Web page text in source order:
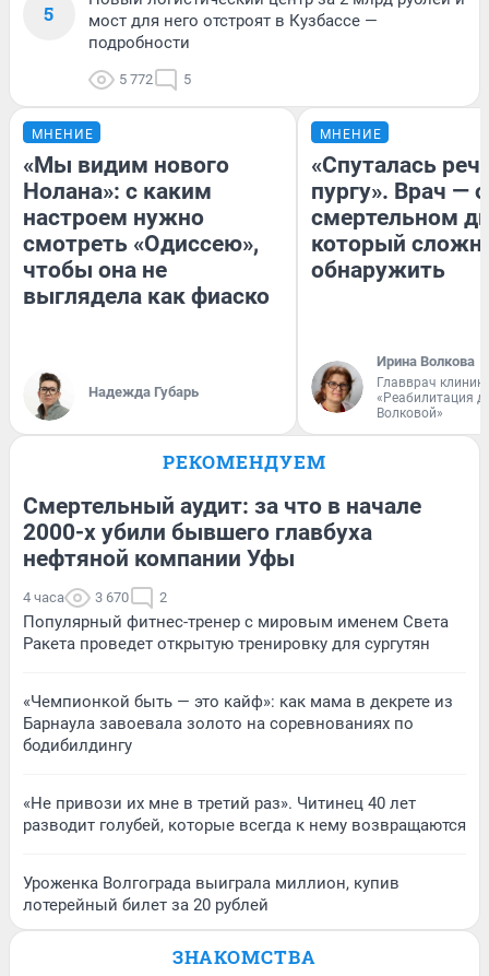
5
мост для него отстроят в Кузбассе —
подробности
5 772 5
МНЕНИЕ
«Мы видим нового
Нолана»: с каким
настроем нужно
смотреть «Одиссею»,
чтобы она не
выглядела как фиаско
Надежда Губарь
МНЕНИЕ
«Спуталась
пургу». Врач — о
смертельном
который
обнаружить
Ирина Волкова
Главврач
«Реабилитация
Волковой»
РЕКОМЕНДУЕМ
Смертельный аудит: за что в начале
2000-х убили бывшего главбуха
нефтяной компании Уфы
4 часа 3 670 2
Популярный фитнес-тренер с мировым именем Света
Ракета проведет открытую тренировку для сургутян
«Чемпионкой быть — это кайф»: как мама в декрете из
Барнаула завоевала золото на соревнованиях по
бодибилдингу
«Не привози их мне в третий раз». Читинец 40 лет
разводит голубей, которые всегда к нему возвращаются
Уроженка Волгограда выиграла миллион, купив
лотерейный билет за 20 рублей
ЗНАКОМСТВА